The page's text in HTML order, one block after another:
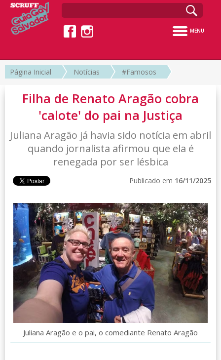
MENU
Página Inicial Notícias #Famosos
Filha de Renato Aragão cobra
'calote' do pai na Justiça
Juliana Aragão já havia sido notícia em abril
quando jornalista afirmou que ela é
renegada por ser lésbica
Publicado em 16/11/2025
Juliana Aragão e o pai, o comediante Renato Aragão